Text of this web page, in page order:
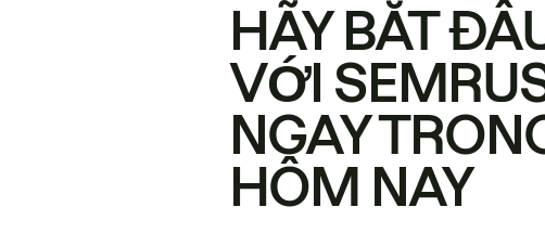
HÃY BẮT
VỚI
NGAY
HÔM NAY